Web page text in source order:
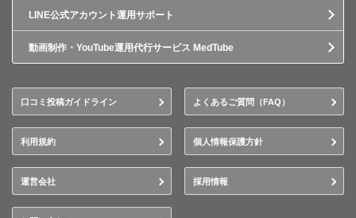
LINE公式アカウント運用サポート
動画制作・YouTube運用代行サービス MedTube
口コミ投稿ガイドライン よくあるご質問（FAQ）
利用規約 個人情報保護方針
運営会社 採用情報